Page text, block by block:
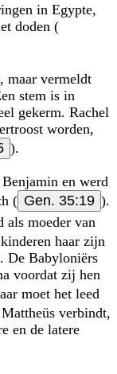
in Egypte,
doden (
maar vermeldt
stem is in
gekerm. Rachel
worden,
).
en werd
( Gen. 35:19 ).
als moeder van
haar zijn
De Babyloniërs
voordat zij hen
moet het leed
verbindt,
en de latere